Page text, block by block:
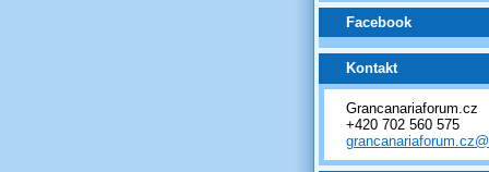
Facebook
Kontakt
Grancanariaforum.cz
+420 702 560 575